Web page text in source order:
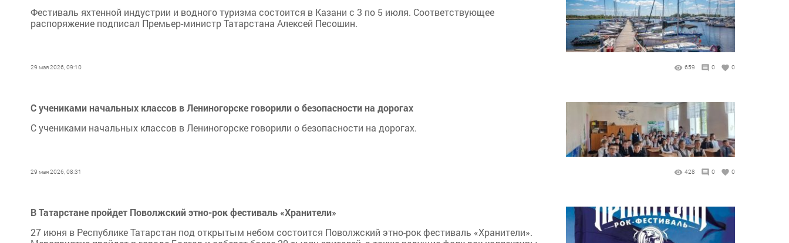
Фестиваль яхтенной индустрии и водного туризма состоится в Казани с 3 по 5 июля. Соответствующее
распоряжение подписал Премьер-министр Татарстана Алексей Песошин.
29 мая 2026, 09:10 659 0 0
С учениками начальных классов в Лениногорске говорили о безопасности на дорогах
С учениками начальных классов в Лениногорске говорили о безопасности на дорогах.
29 мая 2026, 08:31 428 0 0
В Татарстане пройдет Поволжский этно-рок фестиваль «Хранители»
27 июня в Республике Татарстан под открытым небом состоится Поволжский этно-рок фестиваль «Хранители».